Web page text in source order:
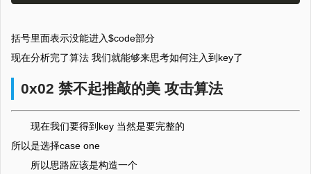
括号里面表示没能进入$code部分
现在分析完了算法 我们就能够来思考如何注入到key了
0x02 禁不起推敲的美 攻击算法
现在我们要得到key 当然是要完整的
所以是选择case one
所以思路应该是构造一个